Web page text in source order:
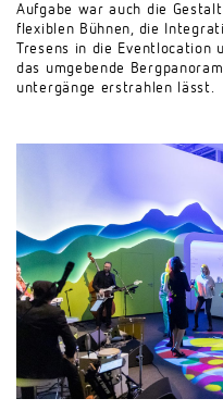
Aufgabe war auch die
flexiblen Bühnen, die
Tresens in die Eventlocation
das umgebende
untergänge erstrahlen lässt.